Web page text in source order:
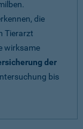
die
Tierarzt
wirksame
der
bis